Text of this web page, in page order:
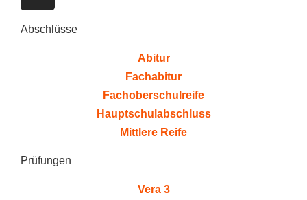
Abschlüsse
Abitur
Fachabitur
Fachoberschulreife
Hauptschulabschluss
Mittlere Reife
Prüfungen
Vera 3